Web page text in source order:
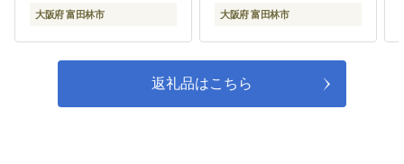
大阪府 富田林市 大阪府 富田林市
返礼品はこちら